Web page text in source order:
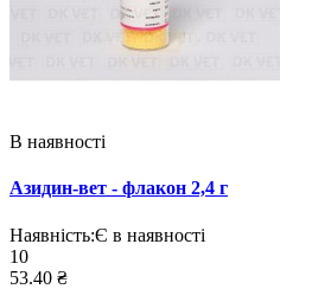
В наявності
Азидин-вет - флакон 2,4 г
Наявність:Є в наявності
10
53.40 ₴